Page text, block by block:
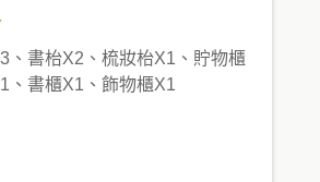
、書枱X2、梳妝枱X1、貯物櫃
、書櫃X1、飾物櫃X1